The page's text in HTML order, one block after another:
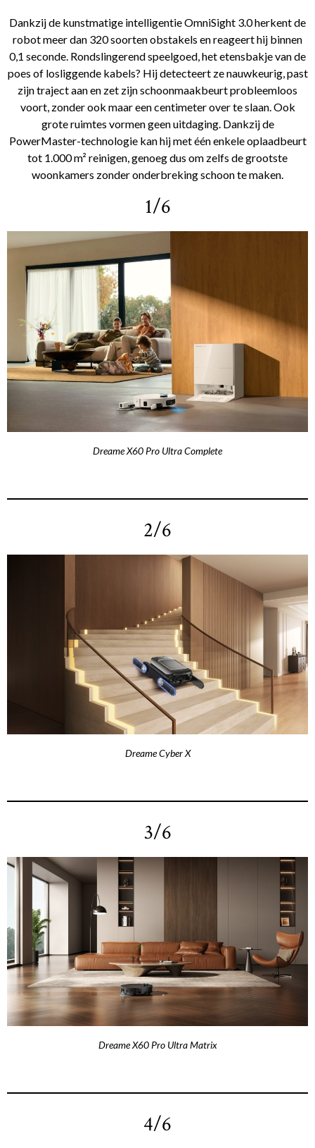
Dankzij de kunstmatige intelligentie OmniSight 3.0 herkent de
robot meer dan 320 soorten obstakels en reageert hij binnen
0,1 seconde. Rondslingerend speelgoed, het etensbakje van de
poes of losliggende kabels? Hij detecteert ze nauwkeurig, past
zijn traject aan en zet zijn schoonmaakbeurt probleemloos
voort, zonder ook maar een centimeter over te slaan. Ook
grote ruimtes vormen geen uitdaging. Dankzij de
PowerMaster-technologie kan hij met één enkele oplaadbeurt
tot 1.000 m² reinigen, genoeg dus om zelfs de grootste
woonkamers zonder onderbreking schoon te maken.
1/6
Dreame X60 Pro Ultra Complete
2/6
Dreame Cyber X
3/6
Dreame X60 Pro Ultra Matrix
4/6